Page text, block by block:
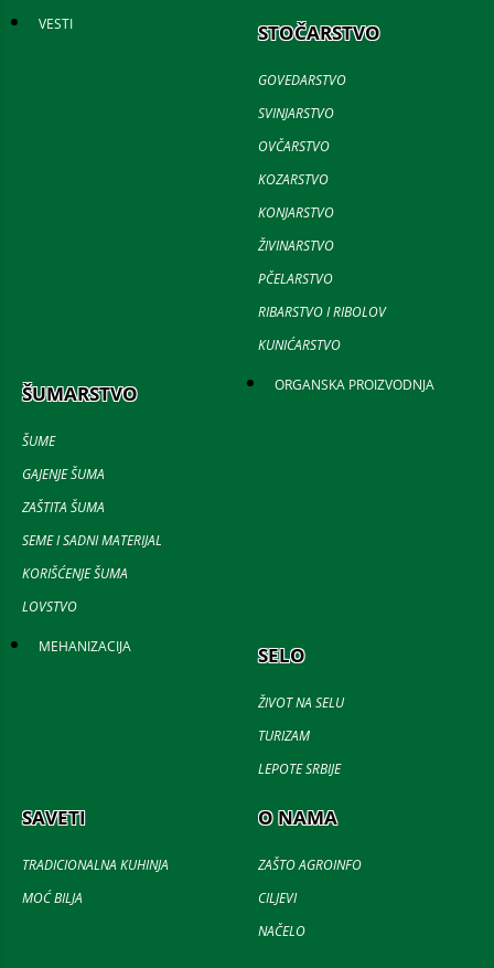
VESTI STOČARSTVO
GOVEDARSTVO
SVINJARSTVO
OVČARSTVO
KOZARSTVO
KONJARSTVO
ŽIVINARSTVO
PČELARSTVO
RIBARSTVO I RIBOLOV
KUNIĆARSTVO
ŠUMARSTVO
ŠUME
GAJENJE ŠUMA
ZAŠTITA ŠUMA
SEME I SADNI MATERIJAL
KORIŠĆENJE ŠUMA
LOVSTVO
ORGANSKA PROIZVODNJA
MEHANIZACIJA SELO
ŽIVOT NA SELU
TURIZAM
LEPOTE SRBIJE
SAVETI
TRADICIONALNA KUHINJA
MOĆ BILJA
O NAMA
ZAŠTO AGROINFO
CILJEVI
NAČELO